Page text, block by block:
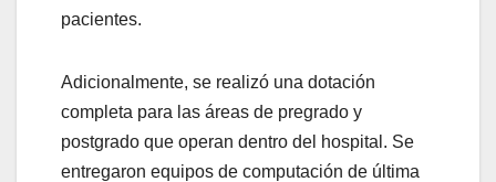
pacientes.
Adicionalmente, se realizó una dotación
completa para las áreas de pregrado y
postgrado que operan dentro del hospital. Se
entregaron equipos de computación de última